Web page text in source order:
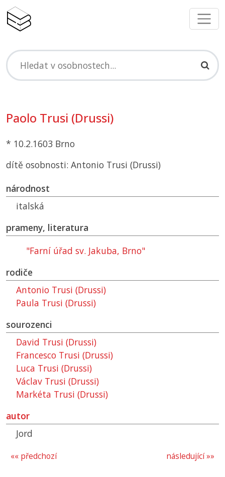
Paolo Trusi (Drussi)
* 10.2.1603 Brno
dítě osobnosti: Antonio Trusi (Drussi)
národnost
italská
prameny, literatura
"Farní úřad sv. Jakuba, Brno"
rodiče
Antonio Trusi (Drussi)
Paula Trusi (Drussi)
sourozenci
David Trusi (Drussi)
Francesco Trusi (Drussi)
Luca Trusi (Drussi)
Václav Trusi (Drussi)
Markéta Trusi (Drussi)
autor
Jord
následující »»
«« předchozí